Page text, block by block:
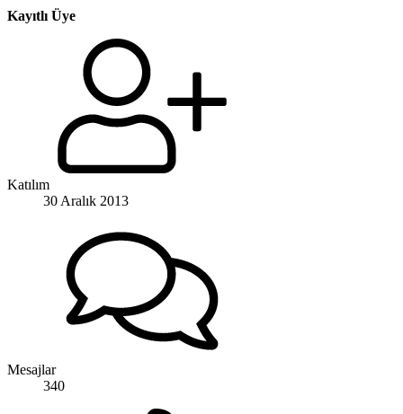
Kayıtlı Üye
Katılım
30 Aralık 2013
Mesajlar
340